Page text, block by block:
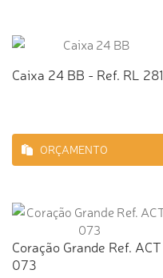
Caixa 24 BB - Ref. RL 281
ORÇAMENTO
Coração Grande Ref. ACT
073